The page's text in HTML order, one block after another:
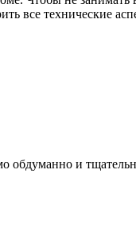
все технические
обдуманно и